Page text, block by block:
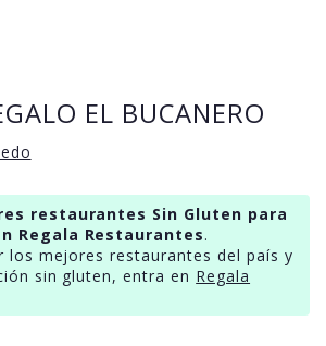
EL BUCANERO
restaurantes Sin Gluten para
Regala Restaurantes.
los mejores restaurantes del país y
sin gluten, entra en Regala